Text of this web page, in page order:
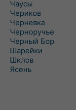
Чаусы
Чериков
Черневка
Черноручье
Черный Бор
Шарейки
Шклов
Ясень